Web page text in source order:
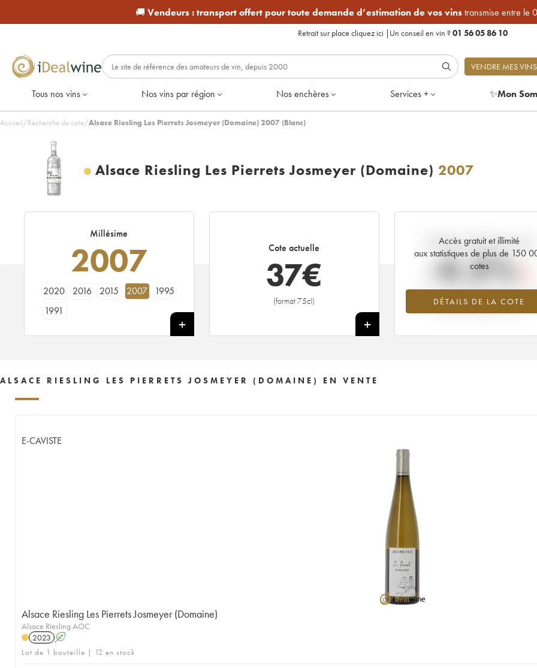
🚚 Vendeurs :transport offert pour toute demande d’estimation de vos vinstransmise entre le
Retrait sur place cliquez ici | Un conseil en vin ?01 56 05 86 10
VENDRE MES VINS
Tous nos vins Nos vins par région Nos enchères Services + ✨Mon
Accueil/Recherche de cote/Alsace Riesling Les Pierrets Josmeyer (Domaine) 2007 (Blanc)
Alsace Riesling Les Pierrets Josmeyer (Domaine) 2007
Millésime
2007
2020 2016 2015 2007
1995
1991
Cote actuelle
37€
(format 75cl)
+
Accès gratuit et illimité
aux statistiques de plus de 150
cotes
DÉTAILS DE LA COTE
Tendance actuelle de la cote
-4.3%
Tendance à la baisse du millésime
en 2026 par rapport à 2025
ALSACE RIESLING LES PIERRETS JOSMEYER (DOMAINE) EN VENTE
E-CAVISTE
Alsace Riesling Les Pierrets Josmeyer (Domaine)
Alsace Riesling AOC
2023 A
Lot de 1 bouteille | 12 en stock